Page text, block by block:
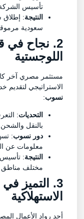
تأسيس الشركة
النتيجة: إطلاق
سعودية
2. نجاح في
اللوجستية
مستثمر مصري آخر
الاستراتيجي لتقديم
نسوب:
التحديات: التعرف
بالنقل والشحن.
دور نسوب:
معلومات عن
النتيجة: تأسيس
مختلف مناطق
3. التميز في
الاستهلاكية
أحد رواد الأعمال